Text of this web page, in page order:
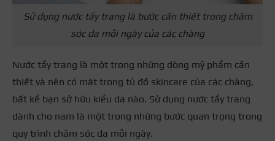
Sử dụng nước tẩy trang là bước cần thiết trong chăm
sóc da mỗi ngày của các chàng
Nước tẩy trang là một trong những dòng mỹ phẩm cần
thiết và nên có mặt trong tủ đồ skincare của các chàng,
bất kể bạn sở hữu kiểu da nào. Sử dụng nước tẩy trang
dành cho nam là một trong những bước quan trọng trong
quy trình chăm sóc da mỗi ngày.